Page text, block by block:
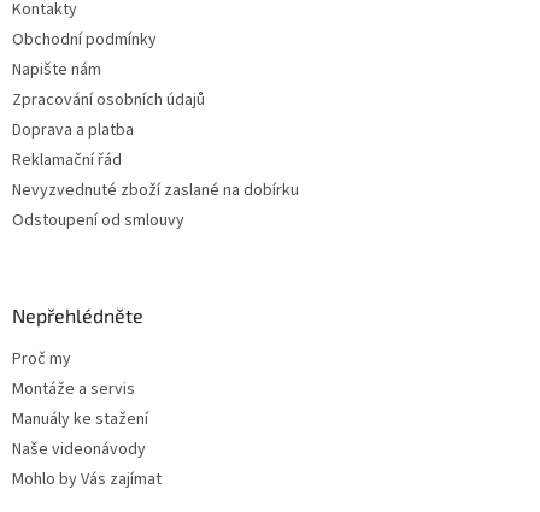
Kontakty
Obchodní podmínky
Napište nám
Zpracování osobních údajů
Doprava a platba
Reklamační řád
Nevyzvednuté zboží zaslané na dobírku
Odstoupení od smlouvy
Nepřehlédněte
Proč my
Montáže a servis
Manuály ke stažení
Naše videonávody
Mohlo by Vás zajímat